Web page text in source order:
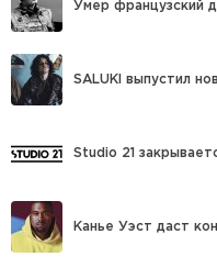
Умер французский
SALUKI выпустил
Studio 21
Канье Уэст даст